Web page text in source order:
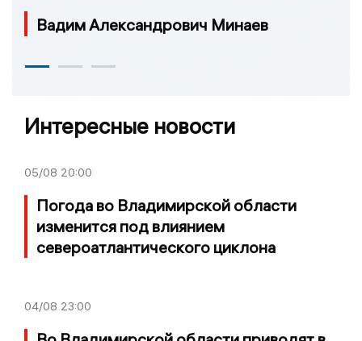
Вадим Александрович Минаев
Интересные новости
05/08 20:00
Погода во Владимирской области
изменится под влиянием
североатлантического циклона
04/08 23:00